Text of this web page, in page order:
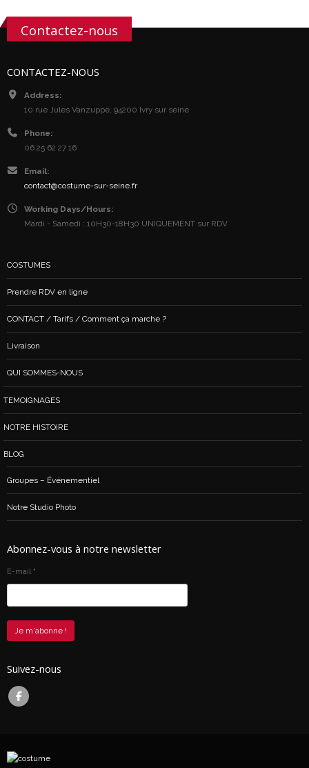
Contactez-nous
CONTACTEZ-NOUS
Address:
10 rue Jules Vanzuppe, 94200 Ivry sur seine
Phone:
06 25 62 27 16
Email:
contact@costume-sur-seine.fr
Working Days/Hours:
Mardi - Samedi : 10H30-18H30 UNIQUEMENT sur RDV
COSTUMES
Prendre RDV en ligne
CONTACT / Tarifs / Comment ça marche ?
Livraison
QUI SOMMES-NOUS
TEMOIGNAGES
NOTRE HISTOIRE
BLOG
Groupes – Événementiel
Notre Studio Photo
Abonnez-vous à notre newsletter
E-mail *
Suivez-nous